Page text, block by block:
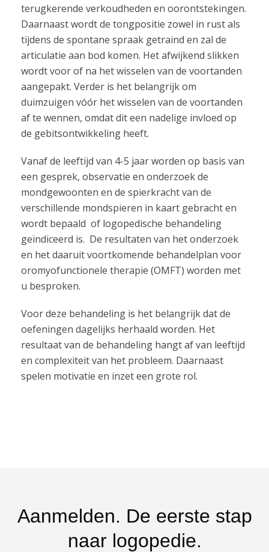
terugkerende verkoudheden en oorontstekingen.
Daarnaast wordt de tongpositie zowel in rust als
tijdens de spontane spraak getraind en zal de
articulatie aan bod komen. Het afwijkend slikken
wordt voor of na het wisselen van de voortanden
aangepakt. Verder is het belangrijk om
duimzuigen vóór het wisselen van de voortanden
af te wennen, omdat dit een nadelige invloed op
de gebitsontwikkeling heeft.
Vanaf de leeftijd van 4-5 jaar worden op basis van
een gesprek, observatie en onderzoek de
mondgewoonten en de spierkracht van de
verschillende mondspieren in kaart gebracht en
wordt bepaald of logopedische behandeling
geïndiceerd is. De resultaten van het onderzoek
en het daaruit voortkomende behandelplan voor
oromyofunctionele therapie (OMFT) worden met
u besproken.
Voor deze behandeling is het belangrijk dat de
oefeningen dagelijks herhaald worden. Het
resultaat van de behandeling hangt af van leeftijd
en complexiteit van het probleem. Daarnaast
spelen motivatie en inzet een grote rol.
Aanmelden. De eerste stap
naar logopedie.